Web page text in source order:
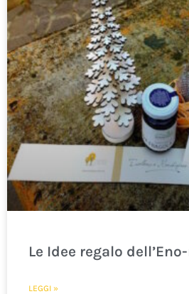
Le Idee regalo
LEGGI »